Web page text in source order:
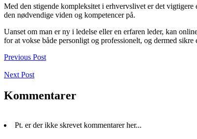
Med den stigende kompleksitet i erhvervslivet er det
den nødvendige viden og kompetencer på.
Uanset om man er ny i ledelse eller en erfaren leder, kan
for at vokse både personligt og professionelt, og dermed sikre
Previous Post
Next Post
Kommentarer
Pt. er der ikke skrevet kommentarer her...